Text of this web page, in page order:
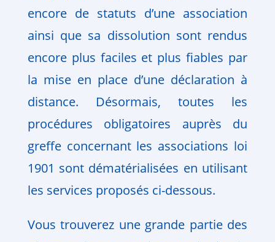
encore de statuts d’une association
ainsi que sa dissolution sont rendus
encore plus faciles et plus fiables par
la mise en place d’une déclaration à
distance. Désormais, toutes les
procédures obligatoires auprès du
greffe concernant les associations loi
1901 sont dématérialisées en utilisant
les services proposés ci-dessous.
Vous trouverez une grande partie des